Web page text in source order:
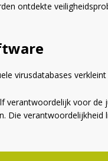
ontdekte
virusdatabases
verantwoordelijk voor
Die verantwoordelijkheid